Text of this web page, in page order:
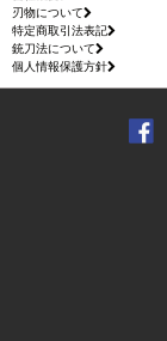
刃物について
特定商取引法表記
銃刀法について
個人情報保護方針